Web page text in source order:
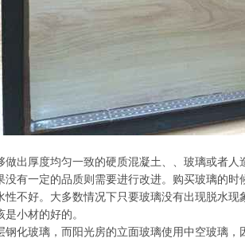
出厚度均匀一致的硬质混凝土、、玻璃或者
有一定的品质则需要进行改进。购买玻璃的
不好。大多数情况下只要玻璃没有出现脱水
小材的好的。
化玻璃，而阳光房的立面玻璃使用中空玻璃